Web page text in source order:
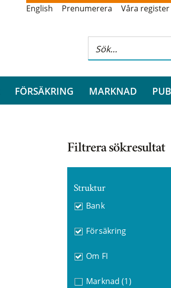
English Prenumerera Våra register
FÖRSÄKRING MARKNAD
Filtrera sökresultat
Struktur
Bank
Försäkring
Om FI
Marknad (1)